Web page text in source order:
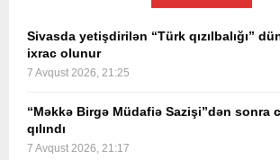
Sivasda yetişdirilən “Türk qızılbalığı”
ixrac olunur
7 Avqust 2026, 21:25
“Məkkə Birgə Müdafiə Sazişi”dən sonra
qılındı
7 Avqust 2026, 21:17